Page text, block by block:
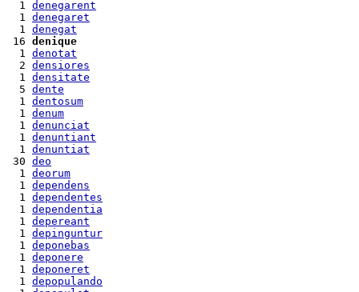
  1
denegarent
  1
denegaret
  1
denegat
16 denique
  1
denotat
  2
densiores
  1
densitate
  5
dente
  1
dentosum
  1
denum
  1
denunciat
  1
denuntiant
  1
denuntiat
30 deo
  1
deorum
  1
dependens
  1
dependentes
  1
dependentia
  1
depereant
  1
depinguntur
  1
deponebas
  1
deponere
  1
deponeret
  1
depopulando